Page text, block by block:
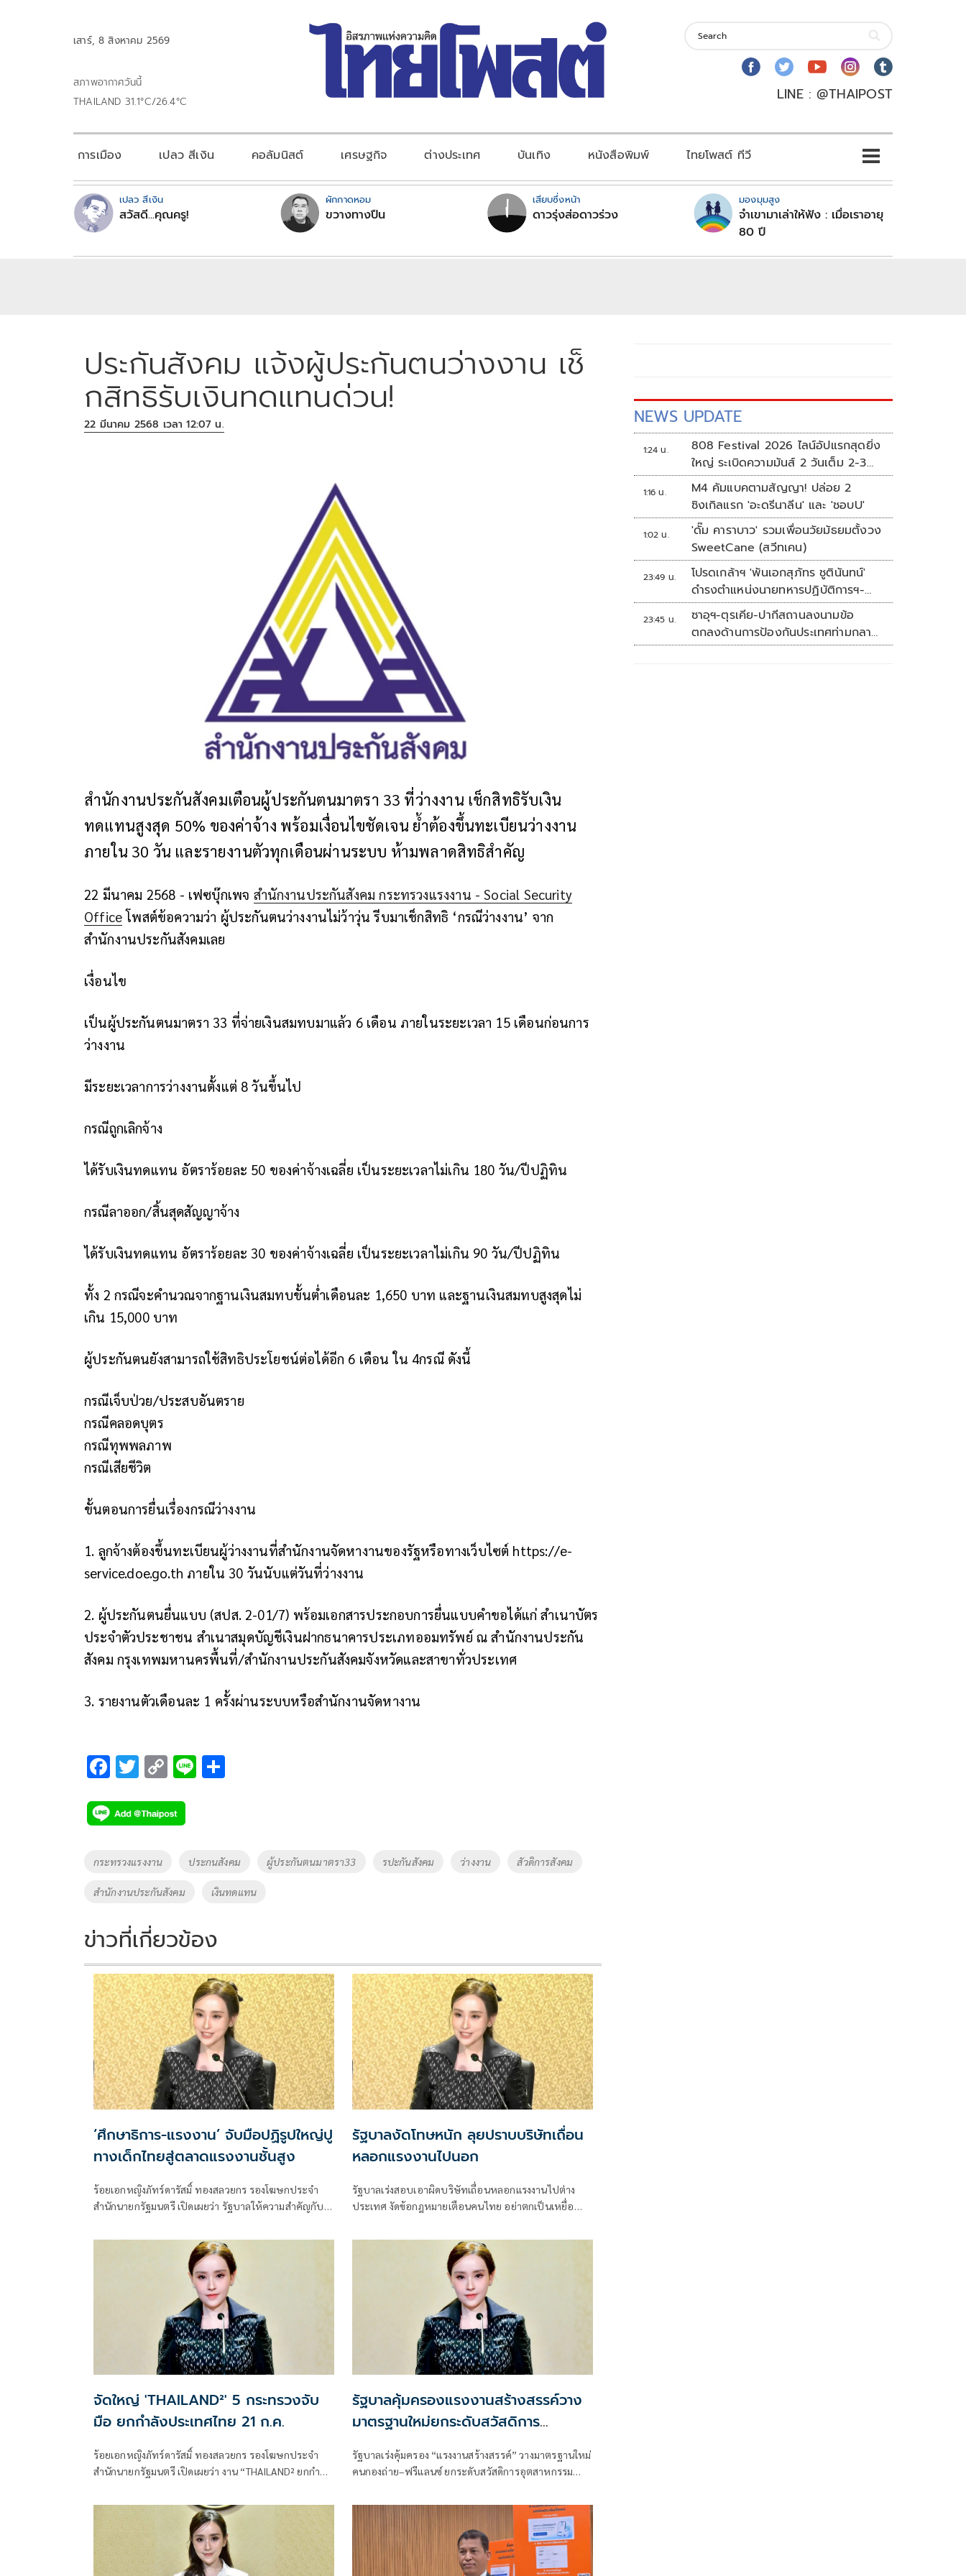
เสาร์, 8 สิงหาคม 2569
สภาพอากาศวันนี้
THAILAND 31.1°C/26.4°C
LINE : @THAIPOST
การเมือง เปลว สีเงิน คอลัมนิสต์ เศรษฐกิจ ต่างประเทศ บันเทิง หนังสือพิมพ์ ไทยโพสต์ ทีวี
เปลว สีเงิน
สวัสดี...คุณครู!
ผักกาดหอม
ขวางทางปืน
เสียบซึ่งหน้า
ดาวรุ่งส่อดาวร่วง
มองมุมสูง
จำเขามาเล่าให้ฟัง : เมื่อเราอายุ
80 ปี
ประกันสังคม แจ้งผู้ประกันตนว่างงาน เช็
กสิทธิรับเงินทดแทนด่วน!
22 มีนาคม 2568 เวลา 12:07 น.
สำนักงานประกันสังคมเตือนผู้ประกันตนมาตรา 33 ที่ว่างงาน เช็กสิทธิรับเงิน
ทดแทนสูงสุด 50% ของค่าจ้าง พร้อมเงื่อนไขชัดเจน ย้ำต้องขึ้นทะเบียนว่างงาน
ภายใน 30 วัน และรายงานตัวทุกเดือนผ่านระบบ ห้ามพลาดสิทธิสำคัญ
22 มีนาคม 2568 - ​เฟซบุ๊กเพจ สำนักงานประกันสังคม กระทรวงแรงงาน - Social Security
Officeโพสต์ข้อความว่า ผู้ประกันตนว่างงานไม่ว้าวุ่น รีบมาเช็กสิทธิ ‘กรณีว่างงาน’ จาก
สำนักงานประกันสังคมเลย
เงื่อนไข
เป็นผู้ประกันตนมาตรา 33 ที่จ่ายเงินสมทบมาแล้ว 6 เดือน ภายในระยะเวลา 15 เดือนก่อนการ
ว่างงาน
มีระยะเวลาการว่างงานตั้งแต่ 8 วันขึ้นไป
กรณีถูกเลิกจ้าง
ได้รับเงินทดแทน อัตราร้อยละ 50 ของค่าจ้างเฉลี่ย เป็นระยะเวลาไม่เกิน 180 วัน/ปีปฏิทิน
กรณีลาออก/สิ้นสุดสัญญาจ้าง
ได้รับเงินทดแทน อัตราร้อยละ 30 ของค่าจ้างเฉลี่ย เป็นระยะเวลาไม่เกิน 90 วัน/ปีปฏิทิน
ทั้ง 2 กรณีจะคำนวณจากฐานเงินสมทบขั้นต่ำเดือนละ 1,650 บาท และฐานเงินสมทบสูงสุดไม่
เกิน 15,000 บาท
ผู้ประกันตนยังสามารถใช้สิทธิประโยชน์ต่อได้อีก 6 เดือน ใน 4กรณี ดังนี้
กรณีเจ็บป่วย/ประสบอันตราย
กรณีคลอดบุตร
กรณีทุพพลภาพ
กรณีเสียชีวิต
ขั้นตอนการยื่นเรื่องกรณีว่างงาน
1. ลูกจ้างต้องขึ้นทะเบียนผู้ว่างงานที่สำนักงานจัดหางานของรัฐหรือทางเว็บไซต์ https://e-
service.doe.go.th ภายใน 30 วันนับแต่วันที่ว่างงาน
2. ผู้ประกันตนยื่นแบบ (สปส. 2-01/7) พร้อมเอกสารประกอบการยื่นแบบคำขอได้แก่ สำเนาบัตร
ประจำตัวประชาชน สำเนาสมุดบัญชีเงินฝากธนาคารประเภทออมทรัพย์ ณ สำนักงานประกัน
สังคม กรุงเทพมหานครพื้นที่/สำนักงานประกันสังคมจังหวัดและสาขาทั่วประเทศ
3. รายงานตัวเดือนละ 1 ครั้งผ่านระบบหรือสำนักงานจัดหางาน
F
e
b
o
o
k
T
tt
er
C
p
y
n
k
Li
Tags
กระทรวงแรงงาน ประกนสังคม ผู้ประกันตนมาตรา33 รปะกันสังคม ว่างงาน สัวดิการสังคม
สำนักงานประกันสังคม เงินทดแทน
ข่าวที่เกี่ยวข้อง
‘ศึกษาธิการ-แรงงาน’ จับมือปฏิรูปใหญ่ปู
ทางเด็กไทยสู่ตลาดแรงงานชั้นสูง
ร้อยเอกหญิงภัทร์ดารัสมิ์ ทองสลวยกร รองโฆษกประจำ
สำนักนายกรัฐมนตรี เปิดเผยว่า รัฐบาลให้ความสำคัญกับ
รัฐบาลงัดโทษหนัก ลุยปราบบริษัทเถื่อน
หลอกแรงงานไปนอก
รัฐบาลเร่งสอบเอาผิดบริษัทเถื่อนหลอกแรงงานไปต่าง
ประเทศ งัดข้อกฎหมายเตือนคนไทย อย่าตกเป็นเหยื่อซ้ำ
จัดใหญ่ 'THAILAND²' 5 กระทรวงจับ
มือ ยกกำลังประเทศไทย 21 ก.ค.
ร้อยเอกหญิงภัทร์ดารัสมิ์ ทองสลวยกร รองโฆษกประจำ
สำนักนายกรัฐมนตรี เปิดเผยว่า งาน “THAILAND² ยกกำลัง
เป็นครั้งแรกจากการผนึกกำลังของ 5 กระทรวงหลัก
รัฐบาลคุ้มครองแรงงานสร้างสรรค์วาง
มาตรฐานใหม่ยกระดับสวัสดิการ
รัฐบาลเร่งคุ้มครอง “แรงงานสร้างสรรค์” วางมาตรฐานใหม่
คนกองถ่าย–ฟรีแลนซ์ ยกระดับสวัสดิการอุตสาหกรรม
NEWS UPDATE
1:24 น.
808 Festival 2026 ไลน์อัปแรกสุดยิ่ง
ใหญ่ ระเบิดความมันส์ 2 วันเต็ม 2-3
ต.ค.นี้
1:16 น.
M4 คัมแบคตามสัญญา! ปล่อย 2
ซิงเกิลแรก 'อะดรีนาลีน' และ 'ชอบU'
1:02 น.
'ดั๊ม คาราบาว' รวมเพื่อนวัยมัธยมตั้งวง
SweetCane (สวีทเคน)
23:49 น.
โปรดเกล้าฯ 'พันเอกสุภัทร ชูตินันทน์'
ดำรงตำแหน่งนายทหารปฏิบัติการฯ-
พระราชทานยศ 'พลตรี'
23:45 น.
ซาอุฯ-ตุรเคีย-ปากีสถานลงนามข้อ
ตกลงด้านการป้องกันประเทศท่ามกลาง
สงครามในภูมิภาค